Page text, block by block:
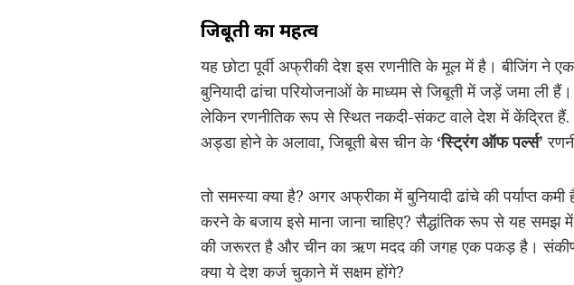
जिबूती का महत्व
यह छोटा पूर्वी अफ्रीकी देश इस रणनीति के मूल में है। बीजिंग ने
बुनियादी ढांचा परियोजनाओं के माध्यम से जिबूती में जड़ें जमा
लेकिन रणनीतिक रूप से स्थित नकदी-संकट वाले देश में केंद्रित हैं.
अड्डा होने के अलावा, जिबूती बेस चीन के ‘स्ट्रिंग ऑफ पर्ल्स’
तो समस्या क्या है? अगर अफ्रीका में बुनियादी ढांचे की
करने के बजाय इसे माना जाना चाहिए? सैद्धांतिक रूप से यह
की जरूरत है और चीन का ऋण मदद की जगह एक पकड़ है।
क्या ये देश कर्ज चुकाने में सक्षम होंगे?